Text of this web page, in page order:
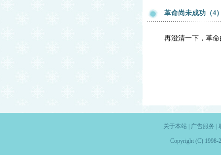
革命尚未成功（4
再澄清一下，革
关于本站| 广告服务
Copyright (C) 1998-